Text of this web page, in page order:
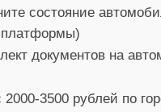
состояние
платформы)
документов на
2000-3500 рублей по